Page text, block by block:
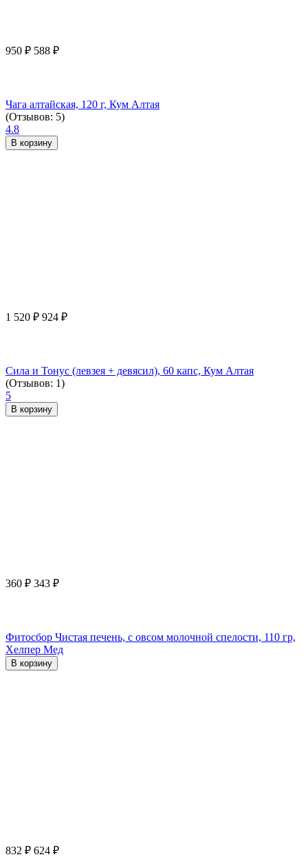
950 ₽ 588 ₽
Чага алтайская, 120 г, Кум Алтая
(Отзывов: 5)
4.8
В корзину
1 520 ₽ 924 ₽
Сила и Тонус (левзея + девясил), 60 капс, Кум Алтая
(Отзывов: 1)
5
В корзину
360 ₽ 343 ₽
Фитосбор Чистая печень, с овсом молочной спелости, 110 гр,
Хелпер Мед
В корзину
832 ₽ 624 ₽